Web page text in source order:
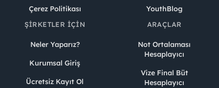
Çerez Politikası
YouthBlog
ŞIRKETLER İÇIN
Neler Yaparız?
Kurumsal Giriş
Ücretsiz Kayıt Ol
ARAÇLAR
Not Ortalaması
Hesaplayıcı
Vize Final Büt
Hesaplayıcı